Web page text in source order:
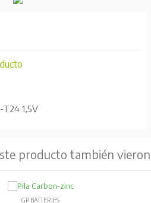
T24 1,5V
producto también vieron
GP BATTERIES